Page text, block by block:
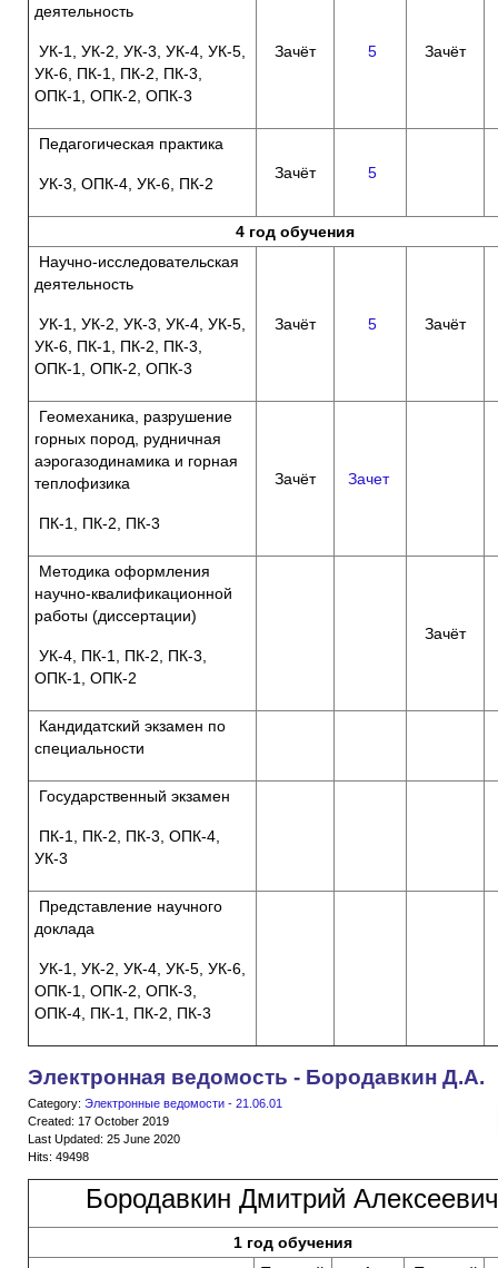
деятельность
УК-1, УК-2, УК-3, УК-4, УК-5,
УК-6, ПК-1, ПК-2, ПК-3,
ОПК-1, ОПК-2, ОПК-3
Зачёт 5 Зачёт
Педагогическая практика
УК-3, ОПК-4, УК-6, ПК-2
Зачёт 5
4 год обучения
Научно-исследовательская
деятельность
УК-1, УК-2, УК-3, УК-4, УК-5,
УК-6, ПК-1, ПК-2, ПК-3,
ОПК-1, ОПК-2, ОПК-3
Зачёт 5 Зачёт
Геомеханика, разрушение
горных пород, рудничная
аэрогазодинамика и горная
теплофизика
ПК-1, ПК-2, ПК-3
Зачёт Зачет
Методика оформления
научно-квалификационной
работы (диссертации)
УК-4, ПК-1, ПК-2, ПК-3,
ОПК-1, ОПК-2
Зачёт
Кандидатский экзамен по
специальности
Государственный экзамен
ПК-1, ПК-2, ПК-3, ОПК-4,
УК-3
Представление научного
доклада
УК-1, УК-2, УК-4, УК-5, УК-6,
ОПК-1, ОПК-2, ОПК-3,
ОПК-4, ПК-1, ПК-2, ПК-3
Электронная ведомость - Бородавкин Д.А.
Category: Электронные ведомости - 21.06.01
Created: 17 October 2019
Last Updated: 25 June 2020
Hits: 49498
Бородавкин Дмитрий Алексеевич
1 год обучения